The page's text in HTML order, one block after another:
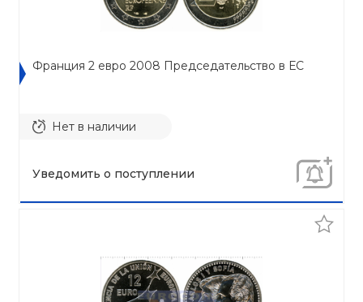
Франция 2 евро 2008 Председательство в ЕС
Нет в наличии
Уведомить о поступлении